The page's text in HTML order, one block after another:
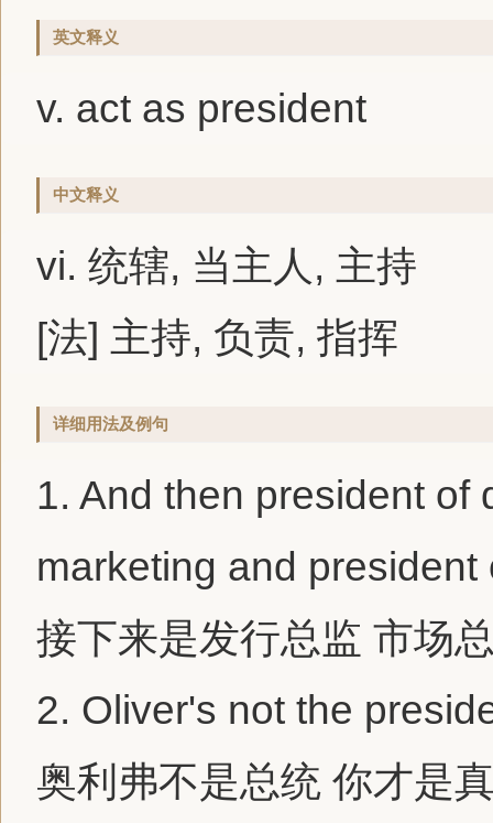
英文释义
v. act as president
中文释义
vi. 统辖, 当主人, 主持
[法] 主持, 负责, 指挥
详细用法及例句
1. And then president of
marketing and president
接下来是发行总监 市场
2. Oliver's not the
奥利弗不是总统 你才是